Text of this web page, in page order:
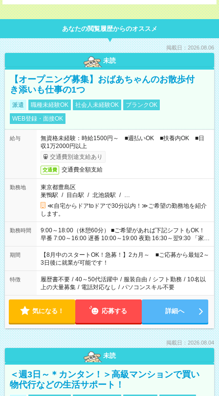
あなたの閲覧履歴からのオススメ
掲載日：2026.08.06
未読
【オープニング募集】おばあちゃんのお散歩付
き添いも仕事の1つ
派遣 職種未経験OK 社会人未経験OK
ブランクOK
WEB登録・面接OK
給与
無資格未経験：時給1500円～ ■週払いOK ■扶養内OK ■日
収1万2000円以上
交通費別途支給あり
交通費 交通費全額支給
勤務地
東京都豊島区
巣鴨駅 / 目白駅 / 北池袋駅 / …
≪自宅からドアtoドアで30分以内！≫ご希望の勤務地を紹介
します。
勤務時間
9:00～18:00（休憩60分） ■ご希望があれば下記シフトもOK！
早番 7:00～16:00 遅番 10:00～19:00 夜勤 16:30～翌9:30 「家族
と休みを合わせたい」 「余裕を持って夕飯の準備がしたい」
「できれば残業はしたくない」 など、ご希望を教えてください
ね。 ※Wワーク希望の方へ 今ご覧のお仕事で希望する勤務時間
と、もう1つのお仕事の勤務時間。 合計で週40時間を超える場
合は応募できません。
期間
【8月中のスタートOK！急募！】2カ月～ ■ご応募から最短2～
3日後に就業が可能です！
特徴 履歴書不要 / 40～50代活躍中 / 服装自由 / シフト勤務 / 10名以
上の大量募集 / 電話対応なし / パソコンスキル不要
気になる！ 応募する 詳細へ
掲載日：2026.08.04
未読
＜週3日～＊カンタン！＞高級マンションで買い
物代行などの生活サポート！